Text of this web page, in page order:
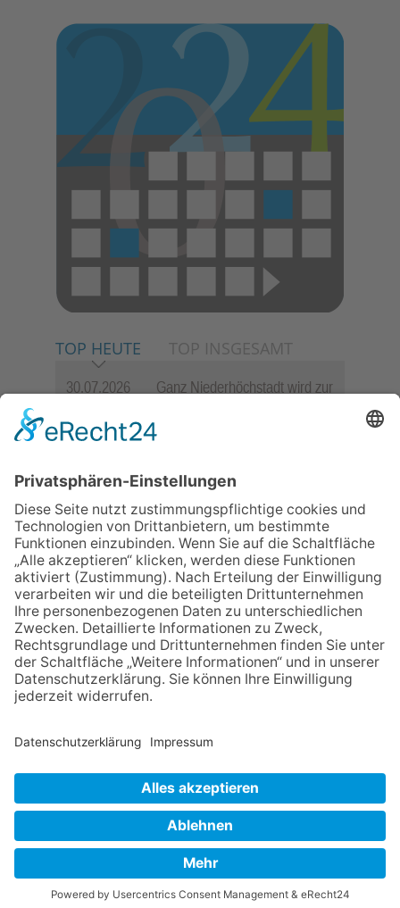
TOP HEUTE TOP INSGESAMT
30.07.2026
Ganz Niederhöchstadt wird zur
06.08.2026
Jugendchor Hochtaunus
Programm „Changes“
Sommerabend: Der Rettershof
lädt wieder zum Weinfest ein
06.08.2026
Hisamoto und Tölke begeistern
mit Werken von Walter
Wachsmuth
09.07.2026
Wasserampel steht auf Gelb:
Stadt ruft zum Wassersparen
auf
NACH OBEN
Datenschutz Netiquette FAQ
Powered bynative:media.